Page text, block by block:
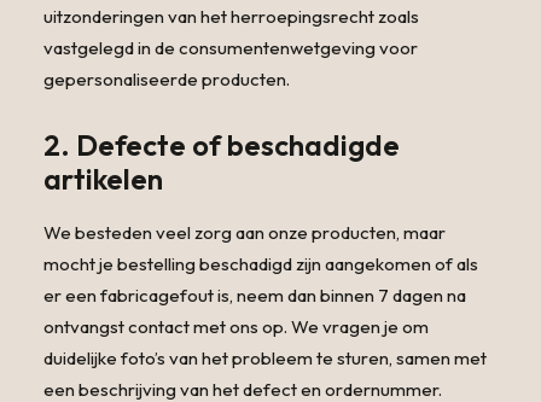
uitzonderingen van het herroepingsrecht zoals
vastgelegd in de consumentenwetgeving voor
gepersonaliseerde producten.
2. Defecte of beschadigde
artikelen
We besteden veel zorg aan onze producten, maar
mocht je bestelling beschadigd zijn aangekomen of als
er een fabricagefout is, neem dan binnen 7 dagen na
ontvangst contact met ons op. We vragen je om
duidelijke foto’s van het probleem te sturen, samen met
een beschrijving van het defect en ordernummer.